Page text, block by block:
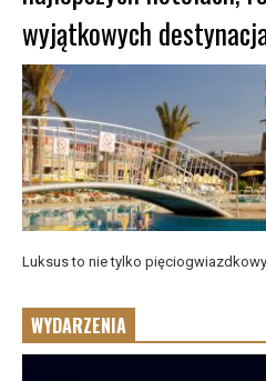
wyjątkowych
Luksus to nie tylko pięciogwiazdkowy
WYDARZENIA